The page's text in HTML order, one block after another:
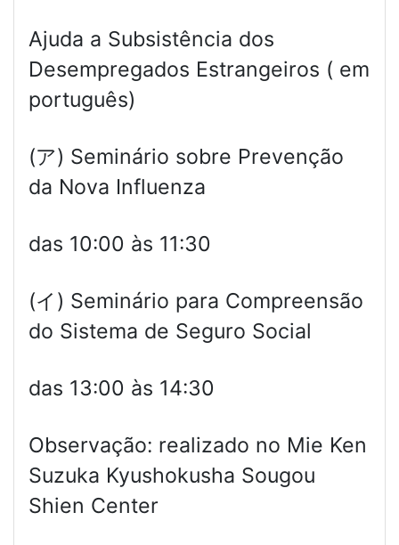
Ajuda a Subsistência dos
Desempregados Estrangeiros ( em
português)
(ア) Seminário sobre Prevenção
da Nova Influenza
das 10:00 às 11:30
(イ) Seminário para Compreensão
do Sistema de Seguro Social
das 13:00 às 14:30
Observação: realizado no Mie Ken
Suzuka Kyushokusha Sougou
Shien Center